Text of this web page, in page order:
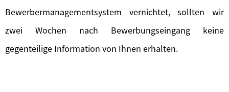
Bewerbermanagementsystem vernichtet, sollten wir
zwei Wochen nach Bewerbungseingang keine
gegenteilige Information von Ihnen erhalten.